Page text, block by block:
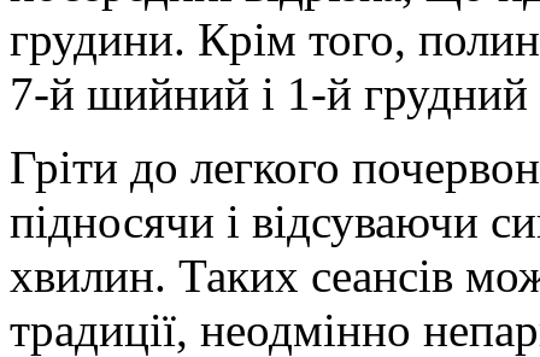
грудини. Крім того,
7-й шийний і 1-й
Гріти до легкого
підносячи і відсуваючи
хвилин. Таких сеансів
традиції, неодмінно